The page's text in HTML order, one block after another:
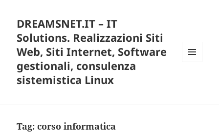
DREAMSNET.IT – IT
Solutions. Realizzazioni Siti
Web, Siti Internet, Software
gestionali, consulenza
sistemistica Linux
Tag:corso informatica